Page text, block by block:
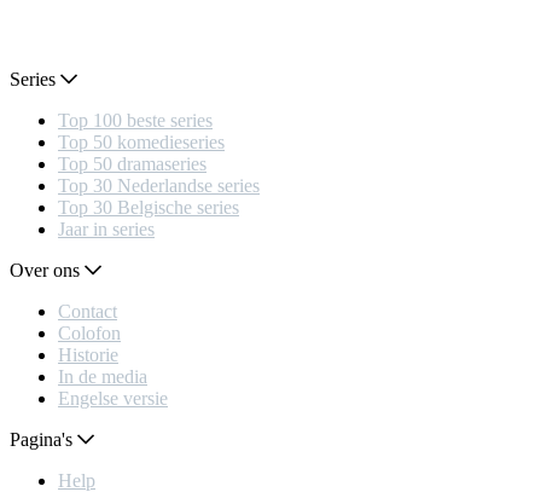
Series
Top 100 beste series
Top 50 komedieseries
Top 50 dramaseries
Top 30 Nederlandse series
Top 30 Belgische series
Jaar in series
Over ons
Contact
Colofon
Historie
In de media
Engelse versie
Pagina's
Help